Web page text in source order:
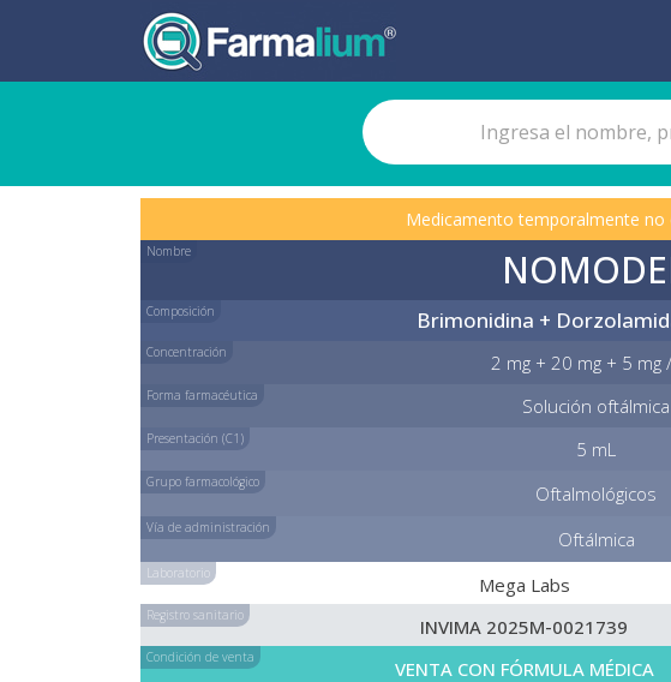
Medicamento temporalmente no
Nombre
Composición Brimonidina +
Concentración 2 mg + 20 mg + 5 mg
Forma farmacéutica Solución oftálmica
Presentación (C1) 5 mL
Grupo farmacológico Oftalmológicos
Vía de administración Oftálmica
Laboratorio Mega Labs
Registro sanitario INVIMA 2025M-0021739
Condición de venta VENTA CON FÓRMULA MÉDICA